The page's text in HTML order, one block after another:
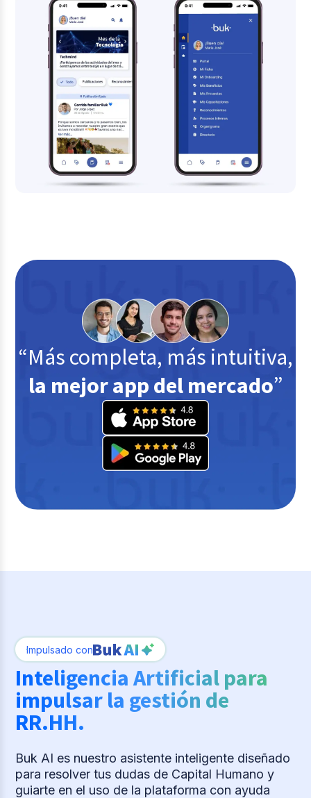
“Más completa, más intuitiva,
la mejor app del mercado”
Impulsado con
Inteligencia Artificial para
impulsar la gestión de
RR.HH.
Buk AI es nuestro asistente inteligente diseñado
para resolver tus dudas de Capital Humano y
guiarte en el uso de la plataforma con ayuda